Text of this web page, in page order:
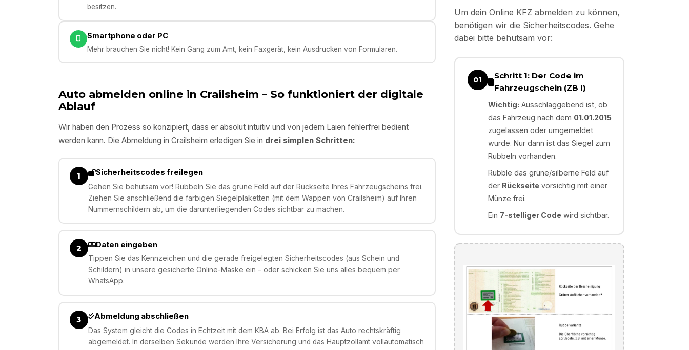
besitzen.
Smartphone oder PC
Mehr brauchen Sie nicht! Kein Gang zum Amt, kein Faxgerät, kein Ausdrucken von Formularen.
Auto abmelden online in Crailsheim – So funktioniert der digitale
Ablauf
Wir haben den Prozess so konzipiert, dass er absolut intuitiv und von jedem Laien fehlerfrei bedient
werden kann. Die Abmeldung in Crailsheim erledigen Sie in drei simplen Schritten:
1 Sicherheitscodes freilegen
Gehen Sie behutsam vor! Rubbeln Sie das grüne Feld auf der Rückseite Ihres Fahrzeugscheins frei.
Ziehen Sie anschließend die farbigen Siegelplaketten (mit dem Wappen von Crailsheim) auf Ihren
Nummernschildern ab, um die darunterliegenden Codes sichtbar zu machen.
2 Daten eingeben
Tippen Sie das Kennzeichen und die gerade freigelegten Sicherheitscodes (aus Schein und
Schildern) in unsere gesicherte Online-Maske ein – oder schicken Sie uns alles bequem per
WhatsApp.
3 Abmeldung abschließen
Das System gleicht die Codes in Echtzeit mit dem KBA ab. Bei Erfolg ist das Auto rechtskräftig
abgemeldet. In derselben Sekunde werden Ihre Versicherung und das Hauptzollamt vollautomatisch
Um dein Online KFZ abmelden zu können,
benötigen wir die Sicherheitscodes. Gehe
dabei bitte behutsam vor:
01
Schritt 1: Der Code im
Fahrzeugschein (ZB I)
Wichtig: Ausschlaggebend ist, ob
das Fahrzeug nach dem 01.01.2015
zugelassen oder umgemeldet
wurde. Nur dann ist das Siegel zum
Rubbeln vorhanden.
Rubble das grüne/silberne Feld auf
der Rückseite vorsichtig mit einer
Münze frei.
Ein 7-stelliger Code wird sichtbar.